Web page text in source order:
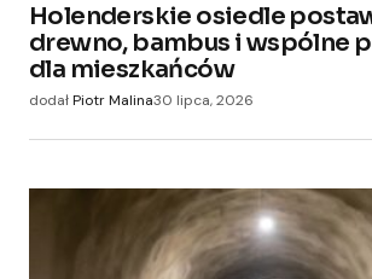
Holenderskie osiedle
drewno, bambus i wspólne
dla mieszkańców
dodałPiotr Malina30 lipca, 2026